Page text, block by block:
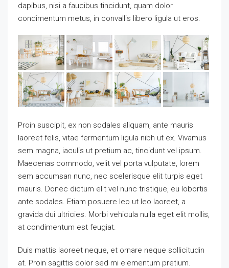
dapibus, nisi a faucibus tincidunt, quam dolor
condimentum metus, in convallis libero ligula ut eros.
Proin suscipit, ex non sodales aliquam, ante mauris
laoreet felis, vitae fermentum ligula nibh ut ex. Vivamus
sem magna, iaculis ut pretium ac, tincidunt vel ipsum.
Maecenas commodo, velit vel porta vulputate, lorem
sem accumsan nunc, nec scelerisque elit turpis eget
mauris. Donec dictum elit vel nunc tristique, eu lobortis
ante sodales. Etiam posuere leo ut leo laoreet, a
gravida dui ultricies. Morbi vehicula nulla eget elit mollis,
at condimentum est feugiat.
Duis mattis laoreet neque, et ornare neque sollicitudin
at. Proin sagittis dolor sed mi elementum pretium.